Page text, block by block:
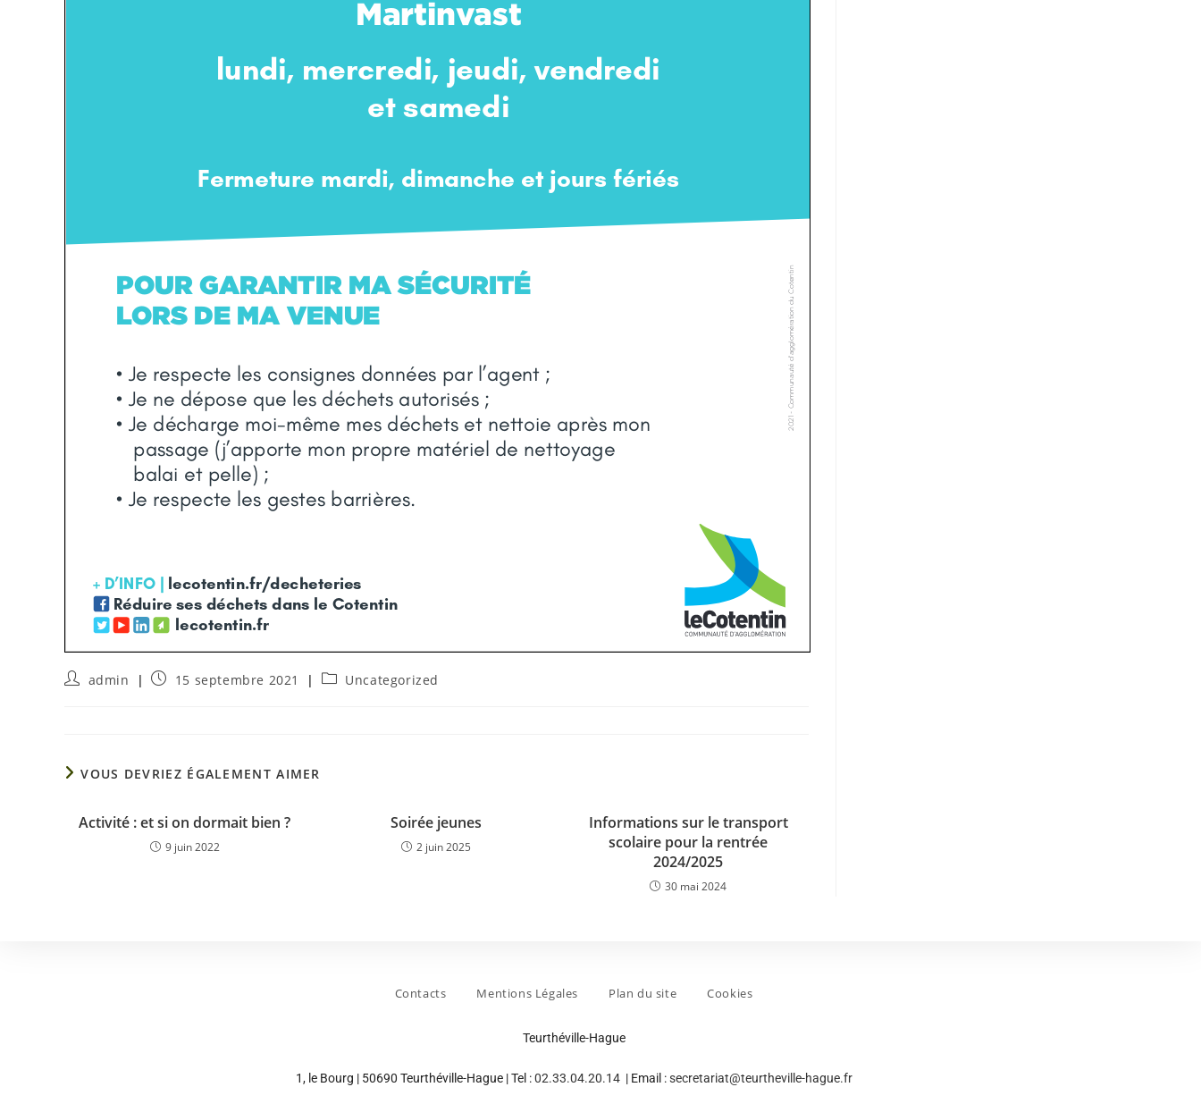
admin 15 septembre 2021 Uncategorized
VOUS DEVRIEZ ÉGALEMENT AIMER
Activité : et si on dormait bien ?
9 juin 2022
Soirée jeunes
2 juin 2025
Informations sur le transport
scolaire pour la rentrée
2024/2025
30 mai 2024
Contacts Mentions Légales Plan du site Cookies
Teurthéville-Hague
1, le Bourg | 50690 Teurthéville-Hague | Tel :02.33.04.20.14 | Email :secretariat@teurtheville-hague.fr